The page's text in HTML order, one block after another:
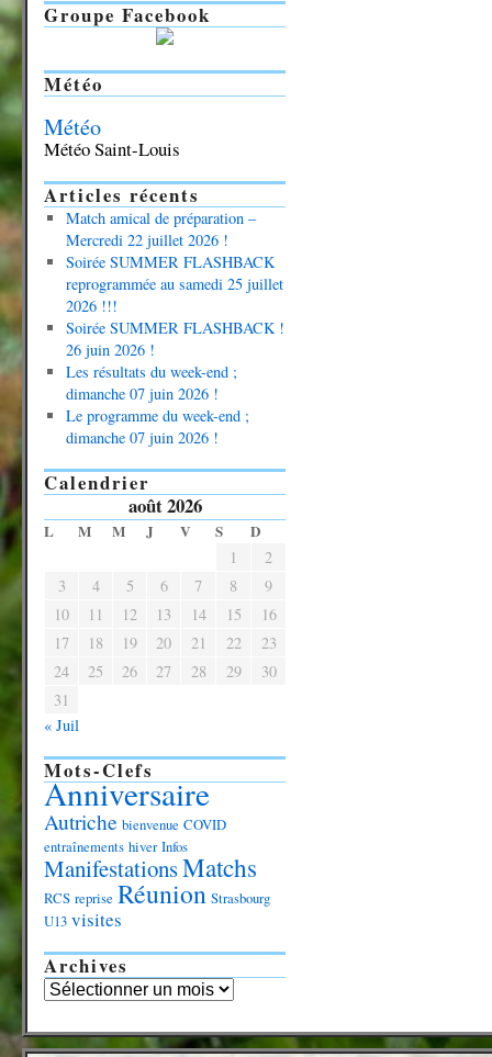
Groupe Facebook
Météo
Météo
Météo Saint-Louis
Articles récents
Match amical de préparation –
Mercredi 22 juillet 2026 !
Soirée SUMMER FLASHBACK
reprogrammée au samedi 25 juillet
2026 !!!
Soirée SUMMER FLASHBACK !
26 juin 2026 !
Les résultats du week-end ;
dimanche 07 juin 2026 !
Le programme du week-end ;
dimanche 07 juin 2026 !
Calendrier
août 2026
L M M J V S D
1
2
3
4 5 6 7 8
9
10
11 12 13 14 15
16
17
18 19 20 21 22
23
24
25 26 27 28 29
30
31
« Juil
Mots-Clefs
Anniversaire
Autriche bienvenue COVID
entraînements hiver Infos
ManifestationsMatchs
RCS reprise Réunion Strasbourg
U13 visites
Archives